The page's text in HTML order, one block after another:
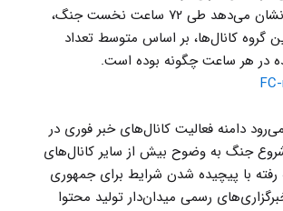
همچنین نمودار زیر نشان می‌دهد طی ۷۲ ساعت نخست جنگ،
گروه کانال‌ها، بر اساس متوسط تعداد
در هر ساعت چگونه بوده است.
دامنه فعالیت کانال‌های خبر فوری در
شروع جنگ به وضوح بیش از سایر کانال‌های
با پیچیده شدن شرایط برای جمهوری
رسمی میدان‌دار تولید محتوا